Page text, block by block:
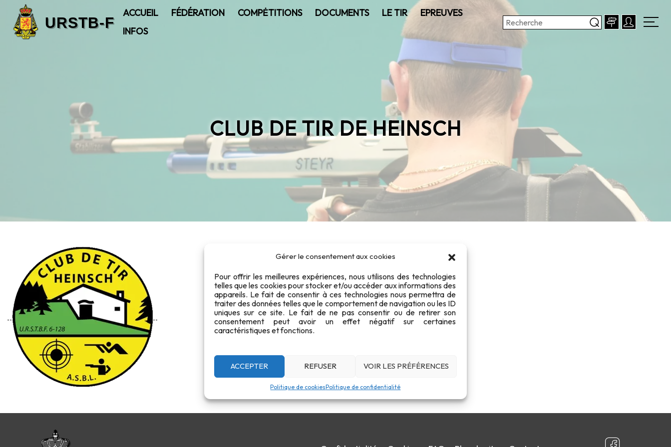
Gérer le consentement aux cookies
Pour offrir les meilleures expériences, nous utilisons des technologies
telles que les cookies pour stocker et/ou accéder aux informations des
appareils. Le fait de consentir à ces technologies nous permettra de
traiter des données telles que le comportement de navigation ou les ID
uniques sur ce site. Le fait de ne pas consentir ou de retirer son
consentement peut avoir un effet négatif sur certaines
caractéristiques et fonctions.
ACCEPTER REFUSER VOIR LES PRÉFÉRENCES
Politique de cookiesPolitique de confidentialité
ACCUEIL FÉDÉRATION COMPĖTITIONS DOCUMENTS LE TIR
EPREUVES
INFOS
CLUB DE TIR DE HEINSCH